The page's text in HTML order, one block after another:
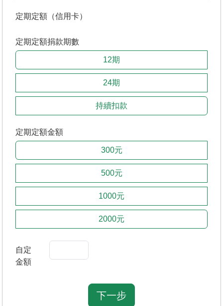
定期定額（信用卡）
定期定額捐款期數
12期
24期
持續扣款
定期定額金額
300元
500元
1000元
2000元
自定
金額
下一步